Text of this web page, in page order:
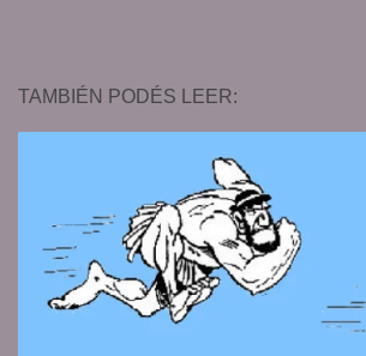
TAMBIÉN PODÉS LEER: